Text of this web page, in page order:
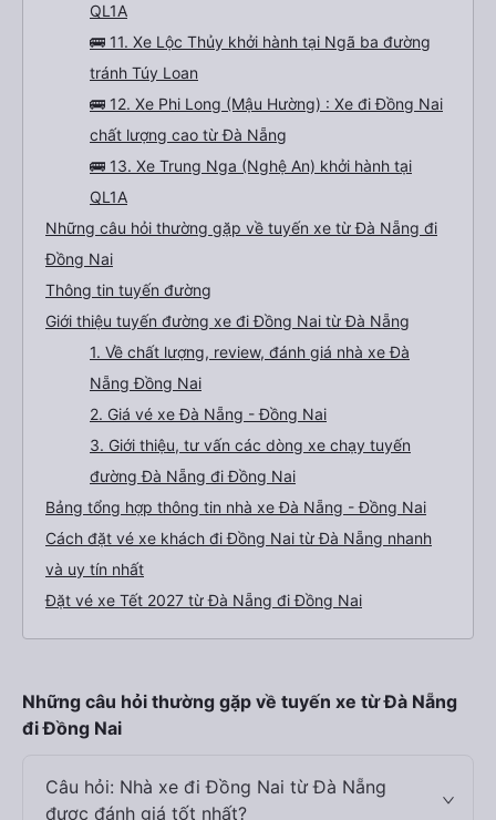
QL1A
🚌 11. Xe Lộc Thủy khởi hành tại Ngã ba đường
tránh Túy Loan
🚌 12. Xe Phi Long (Mậu Hường) : Xe đi Đồng Nai
chất lượng cao từ Đà Nẵng
🚌 13. Xe Trung Nga (Nghệ An) khởi hành tại
QL1A
Những câu hỏi thường gặp về tuyến xe từ Đà Nẵng đi
Đồng Nai
Thông tin tuyến đường
Giới thiệu tuyến đường xe đi Đồng Nai từ Đà Nẵng
1. Về chất lượng, review, đánh giá nhà xe Đà
Nẵng Đồng Nai
2. Giá vé xe Đà Nẵng - Đồng Nai
3. Giới thiệu, tư vấn các dòng xe chạy tuyến
đường Đà Nẵng đi Đồng Nai
Bảng tổng hợp thông tin nhà xe Đà Nẵng - Đồng Nai
Cách đặt vé xe khách đi Đồng Nai từ Đà Nẵng nhanh
và uy tín nhất
Đặt vé xe Tết 2027 từ Đà Nẵng đi Đồng Nai
Những câu hỏi thường gặp về tuyến xe từ Đà Nẵng
đi Đồng Nai
Câu hỏi: Nhà xe đi Đồng Nai từ Đà Nẵng
được đánh giá tốt nhất?